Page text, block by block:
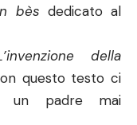
bès dedicato al
della
questo testo ci
un padre mai